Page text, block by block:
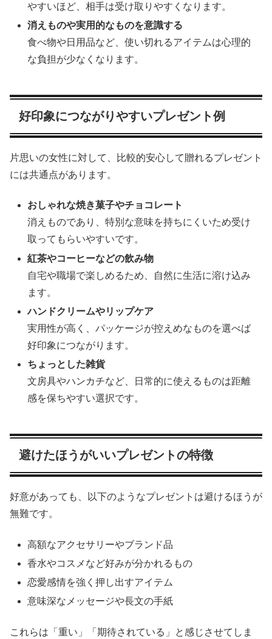
やすいほど、相手は受け取りやすくなります。
消えものや実用的なものを意識する
食べ物や日用品など、使い切れるアイテムは心理的
な負担が少なくなります。
好印象につながりやすいプレゼント例
片思いの女性に対して、比較的安心して贈れるプレゼント
には共通点があります。
おしゃれな焼き菓子やチョコレート
消えものであり、特別な意味を持ちにくいため受け
取ってもらいやすいです。
紅茶やコーヒーなどの飲み物
自宅や職場で楽しめるため、自然に生活に溶け込み
ます。
ハンドクリームやリップケア
実用性が高く、パッケージが控えめなものを選べば
好印象につながります。
ちょっとした雑貨
文房具やハンカチなど、日常的に使えるものは距離
感を保ちやすい選択です。
避けたほうがいいプレゼントの特徴
好意があっても、以下のようなプレゼントは避けるほうが
無難です。
高額なアクセサリーやブランド品
香水やコスメなど好みが分かれるもの
恋愛感情を強く押し出すアイテム
意味深なメッセージや長文の手紙
これらは「重い」「期待されている」と感じさせてしま